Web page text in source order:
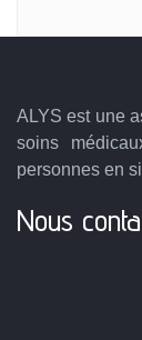
ALYS est une
soins
personnes en
Nous